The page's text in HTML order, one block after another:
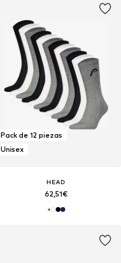
Pack de 12 piezas
Unisex
HEAD
62,51€